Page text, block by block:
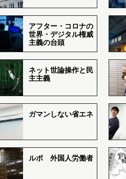
アフター・コロナの
世界・デジタル権威
主義の台頭
ネット世論操作と民
主主義
ガマンしない省エネ
ルポ 外国人労働者